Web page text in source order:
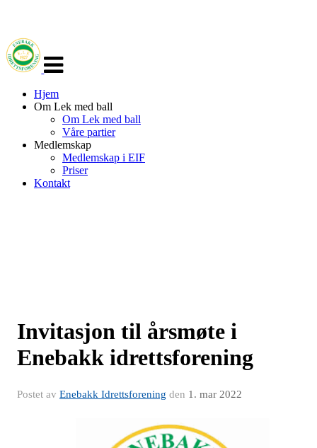
navigasjon
Hjem
Om Lek med ball
Om Lek med ball
Våre partier
Medlemskap
Medlemskap i EIF
Priser
Kontakt
Invitasjon til årsmøte i
Enebakk idrettsforening
Postet av Enebakk Idrettsforening den 1. mar 2022